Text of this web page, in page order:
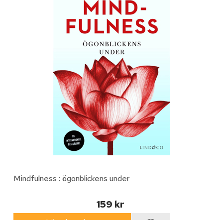
Mindfulness : ögonblickens under
159 kr